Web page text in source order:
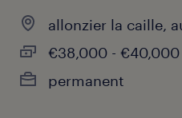
allonzier la caille,
€38,000 - €40,000
permanent